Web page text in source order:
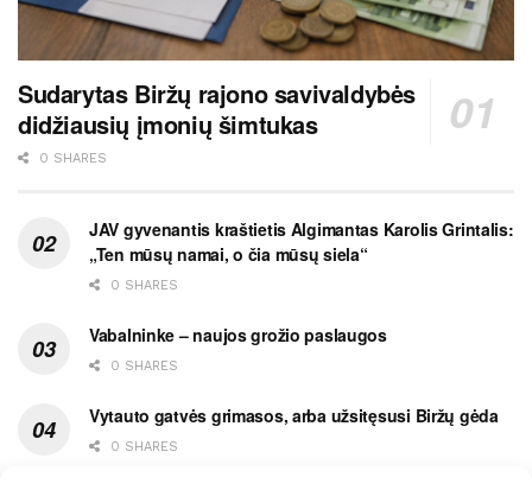
Sudarytas Biržų rajono savivaldybės
didžiausių įmonių šimtukas
0 SHARES
JAV gyvenantis kraštietis Algimantas Karolis Grintalis:
„Ten mūsų namai, o čia mūsų siela“
0 SHARES
Vabalninke – naujos grožio paslaugos
0 SHARES
Vytauto gatvės grimasos, arba užsitęsusi Biržų gėda
0 SHARES